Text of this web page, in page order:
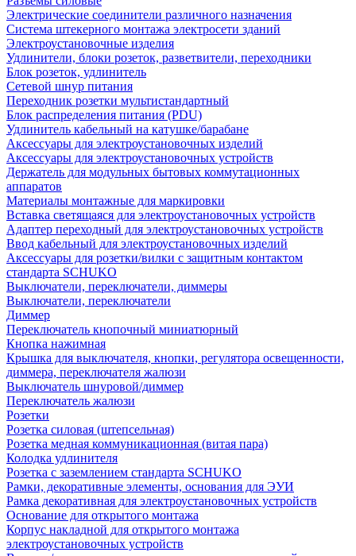
Электрические соединители различного назначения
Система штекерного монтажа электросети зданий
Электроустановочные изделия
Удлинители, блоки розеток, разветвители, переходники
Блок розеток, удлинитель
Сетевой шнур питания
Переходник розетки мультистандартный
Блок распределения питания (PDU)
Удлинитель кабельный на катушке/барабане
Аксессуары для электроустановочных изделий
Аксессуары для электроустановочных устройств
Держатель для модульных бытовых коммутационных
аппаратов
Материалы монтажные для маркировки
Вставка светящаяся для электроустановочных устройств
Адаптер переходный для электроустановочных устройств
Ввод кабельный для электроустановочных изделий
Аксессуары для розетки/вилки с защитным контактом
стандарта SCHUKO
Выключатели, переключатели, диммеры
Выключатели, переключатели
Диммер
Переключатель кнопочный миниатюрный
Кнопка нажимная
Крышка для выключателя, кнопки, регулятора освещенности,
диммера, переключателя жалюзи
Выключатель шнуровой/диммер
Переключатель жалюзи
Розетки
Розетка силовая (штепсельная)
Розетка медная коммуникационная (витая пара)
Колодка удлинителя
Розетка с заземлением стандарта SCHUKO
Рамки, декоративные элементы, основания для ЭУИ
Рамка декоративная для электроустановочных устройств
Основание для открытого монтажа
Корпус накладной для открытого монтажа
электроустановочных устройств